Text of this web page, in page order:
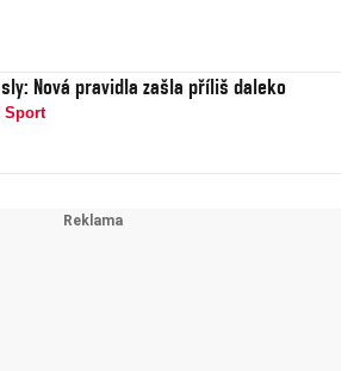
Nová pravidla zašla příliš daleko
Sport